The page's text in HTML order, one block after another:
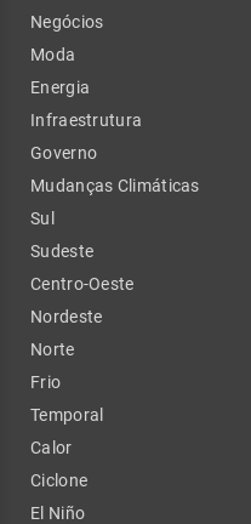
Negócios
Moda
Energia
Infraestrutura
Governo
Mudanças Climáticas
Sul
Sudeste
Centro-Oeste
Nordeste
Norte
Frio
Temporal
Calor
Ciclone
El Niño